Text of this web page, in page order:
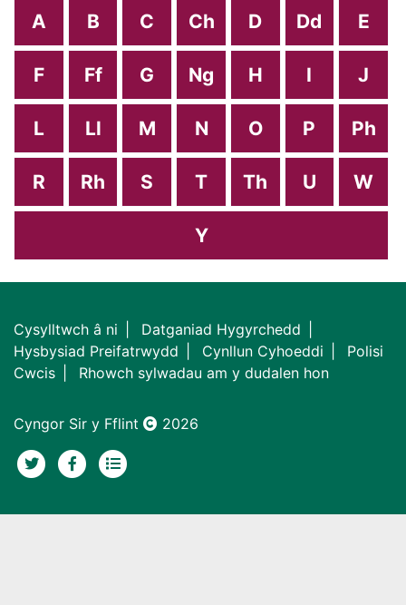
A B C Ch D Dd E
F Ff G Ng H I J
L Ll M N O P Ph
R Rh S T Th U W
Y
Cysylltwch â ni
Datganiad Hygyrchedd
Hysbysiad Preifatrwydd
Cynllun Cyhoeddi
Polisi
Cwcis
Rhowch sylwadau am y dudalen hon
Cyngor Sir y Fflint 2026